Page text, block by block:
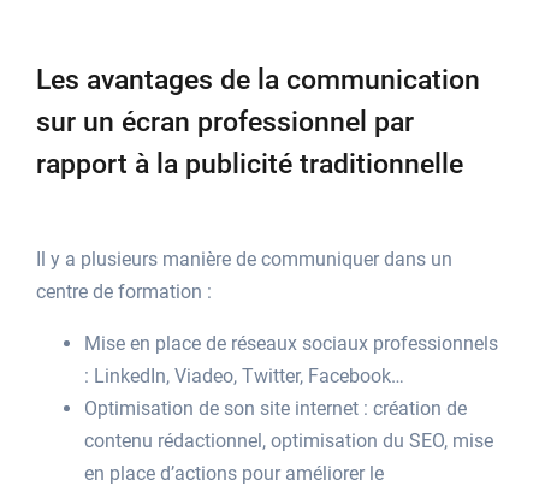
Les avantages de la communication
sur un écran professionnel par
rapport à la publicité traditionnelle
Il y a plusieurs manière de communiquer dans un
centre de formation :
Mise en place de réseaux sociaux professionnels
: LinkedIn, Viadeo, Twitter, Facebook…
Optimisation de son site internet : création de
contenu rédactionnel, optimisation du SEO, mise
en place d’actions pour améliorer le